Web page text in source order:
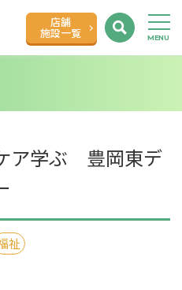
店舗
施設一覧
ア学ぶ 豊岡東デ
祉